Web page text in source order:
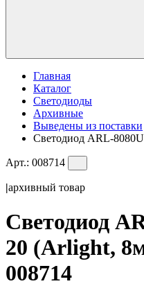
Главная
Каталог
Светодиоды
Архивные
Выведены из поставки
Светодиод ARL-
Арт.: 008714
|архивный товар
Светодиод
20 (Arlight,
008714